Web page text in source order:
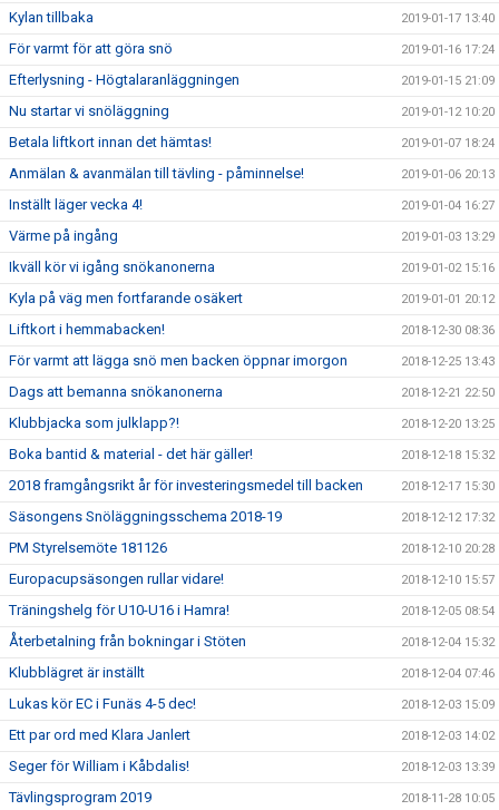
Kylan tillbaka 2019-01-17 13:40
För varmt för att göra snö 2019-01-16 17:24
Efterlysning - Högtalaranläggningen 2019-01-15 21:09
Nu startar vi snöläggning 2019-01-12 10:20
Betala liftkort innan det hämtas! 2019-01-07 18:24
Anmälan & avanmälan till tävling - påminnelse! 2019-01-06 20:13
Inställt läger vecka 4! 2019-01-04 16:27
Värme på ingång 2019-01-03 13:29
Ikväll kör vi igång snökanonerna 2019-01-02 15:16
Kyla på väg men fortfarande osäkert 2019-01-01 20:12
Liftkort i hemmabacken! 2018-12-30 08:36
För varmt att lägga snö men backen öppnar imorgon 2018-12-25 13:43
Dags att bemanna snökanonerna 2018-12-21 22:50
Klubbjacka som julklapp?! 2018-12-20 13:25
Boka bantid & material - det här gäller! 2018-12-18 15:32
2018 framgångsrikt år för investeringsmedel till backen 2018-12-17 15:30
Säsongens Snöläggningsschema 2018-19 2018-12-12 17:32
PM Styrelsemöte 181126 2018-12-10 20:28
Europacupsäsongen rullar vidare! 2018-12-10 15:57
Träningshelg för U10-U16 i Hamra! 2018-12-05 08:54
Återbetalning från bokningar i Stöten 2018-12-04 15:32
Klubblägret är inställt 2018-12-04 07:46
Lukas kör EC i Funäs 4-5 dec! 2018-12-03 15:09
Ett par ord med Klara Janlert 2018-12-03 14:02
Seger för William i Kåbdalis! 2018-12-03 13:39
Tävlingsprogram 2019 2018-11-28 10:05